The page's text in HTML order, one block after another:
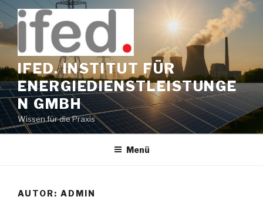
Zum
Inhalt
IFED. INSTITUT FÜR
ENERGIEDIENSTLEISTUNGE
N GMBH
Wissen für die Praxis
Menü
AUTOR: ADMIN